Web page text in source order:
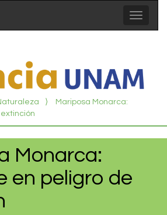
Toggle
⟩
Mariposa Monarca:
Monarca:
en peligro de